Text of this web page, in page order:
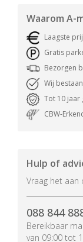
Waarom A-
Laagste
Gratis
Bezorgen
Wij
Tot 10 jaar
CBW-
Hulp of
Vraag het aan
088 844
Bereikbaar
van 09:00 tot